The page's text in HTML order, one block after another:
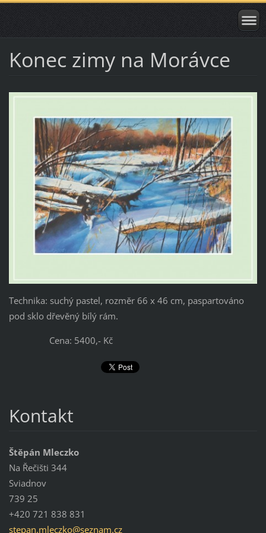
Konec zimy na Morávce
Technika: suchý pastel, rozměr 66 x 46 cm, paspartováno
pod sklo dřevěný bílý rám.
Cena: 5400,- Kč
Kontakt
Štěpán Mleczko
Na Řečišti 344
Sviadnov
739 25
+420 721 838 831
stepan.mleczko@seznam.cz